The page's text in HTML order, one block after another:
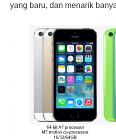
yang baru, dan menarik